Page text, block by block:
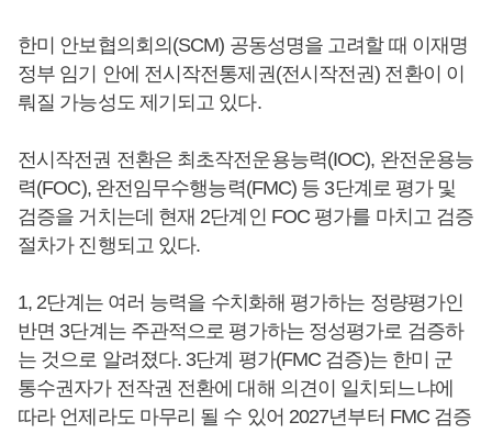
한미 안보협의회의(SCM) 공동성명을 고려할 때 이재명
정부 임기 안에 전시작전통제권(전시작전권) 전환이 이
뤄질 가능성도 제기되고 있다.
전시작전권 전환은 최초작전운용능력(IOC), 완전운용능
력(FOC), 완전임무수행능력(FMC) 등 3단계로 평가 및
검증을 거치는데 현재 2단계인 FOC 평가를 마치고 검증
절차가 진행되고 있다.
1, 2단계는 여러 능력을 수치화해 평가하는 정량평가인
반면 3단계는 주관적으로 평가하는 정성평가로 검증하
는 것으로 알려졌다. 3단계 평가(FMC 검증)는 한미 군
통수권자가 전작권 전환에 대해 의견이 일치되느냐에
따라 언제라도 마무리 될 수 있어 2027년부터 FMC 검증